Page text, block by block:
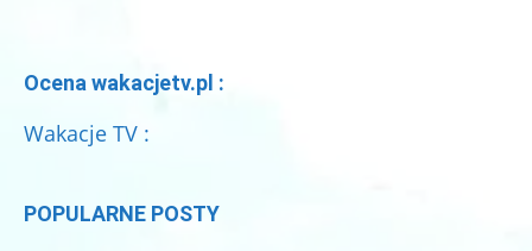
Ocena wakacjetv.pl :
Wakacje TV :
POPULARNE POSTY